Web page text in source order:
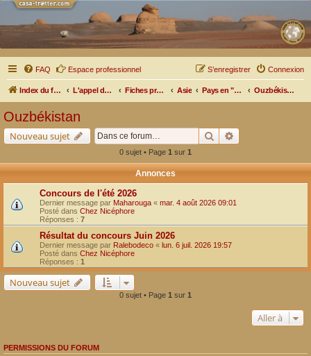
FAQ Espace professionnel Connexion
S’enregistrer
Index du forum L'appel des grands espaces Fiches pratiques par pays, pistes et bivouacs Asie Pays en "Stan" Ouzbékistan
Ouzbékistan
Nouveau sujet Rechercher
0 sujet • Page 1 sur 1
Annonces
Concours de l'été 2026
Dernier message par Maharouga « mar. 4 août 2026 09:01
Posté dans Chez Nicéphore
Réponses : 7
Résultat du concours Juin 2026
Dernier message par Ralebodeco « lun. 6 juil. 2026 19:57
Posté dans Chez Nicéphore
Réponses : 1
Nouveau sujet
0 sujet • Page 1 sur 1
Aller à
PERMISSIONS DU FORUM